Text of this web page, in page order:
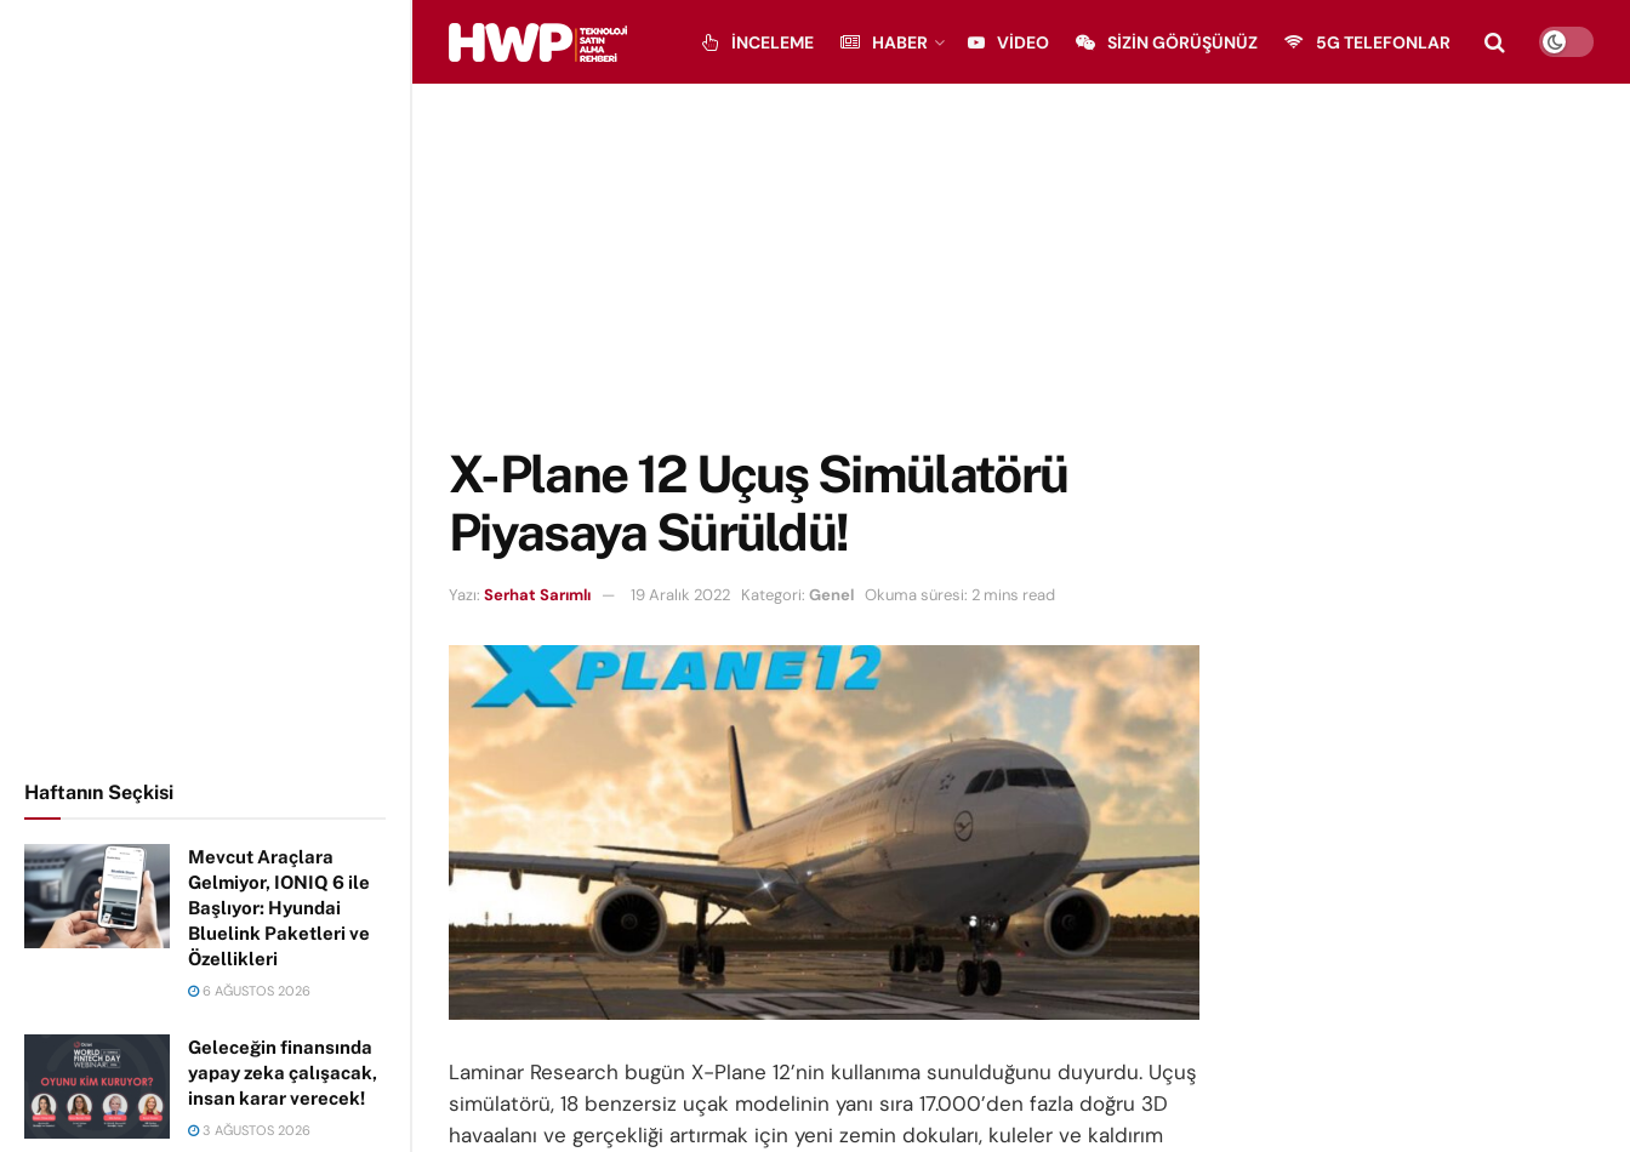
Haftanın Seçkisi
Mevcut Araçlara
Gelmiyor, IONIQ 6 ile
Başlıyor: Hyundai
Bluelink Paketleri ve
Özellikleri
6 AĞUSTOS 2026
Geleceğin finansında
yapay zeka çalışacak,
insan karar verecek!
3 AĞUSTOS 2026
İNCELEME HABER VIDEO SIZIN GÖRÜŞÜNÜZ 5G TELEFONLAR
X-Plane 12 Uçuş Simülatörü
Piyasaya Sürüldü!
Yazı: Serhat Sarımlı 19 Aralık 2022 Kategori: Genel Okuma süresi: 2 mins read
Laminar Research bugün X-Plane 12’nin kullanıma sunulduğunu duyurdu. Uçuş
simülatörü, 18 benzersiz uçak modelinin yanı sıra 17.000’den fazla doğru 3D
havaalanı ve gerçekliği artırmak için yeni zemin dokuları, kuleler ve kaldırım